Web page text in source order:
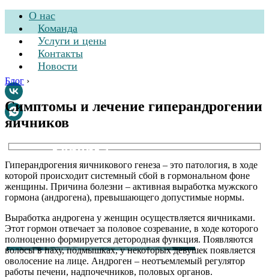
О нас
Команда
Услуги и цены
Контакты
Новости
Стоматологическая
клиника
Блог ›
Симптомы и лечение гиперандрогении
яичников
Гиперандрогения яичникового генеза – это патология, в ходе
которой происходит системный сбой в гормональном фоне
женщины. Причина болезни – активная выработка мужского
гормона (андрогена), превышающего допустимые нормы.
Выработка андрогена у женщин осуществляется яичниками.
Этот гормон отвечает за половое созревание, в ходе которого
полноценно формируется детородная функция. Появляются
волосы в паху, подмышках, у некоторых девушек появляется
оволосение на лице. Андроген – неотъемлемый регулятор
работы печени, надпочечников, половых органов.